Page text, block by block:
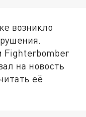
возникло
Fighterbomber
на новость
её